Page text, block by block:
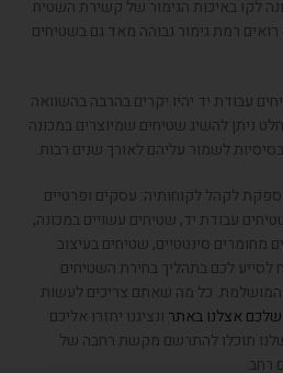
לקו באיכות הגימור של קשירת השטיח
רמת גימור גבוהה מאד גם בשטיחים
עבודת יד יהיו יקרים בהרבה בהשוואה
ניתן להשיג שטיחים שמיוצרים במכונה
לשמור עליהם לאורך שנים רבות.
לקהל לקוחותיה: עסקים ופרטיים
עבודת יד, שטיחים עשויים במכונה,
מחומרים סינטטיים, שטיחים בעיצוב
לסייע לכם בתהליך בחירת השטיחים
המושלמת. כל מה שאתם צריכים לעשות
אצלנו באתר ונציגנו יחזרו אליכם
תוכלו להתרשם מקשת רחבה של
רחב.